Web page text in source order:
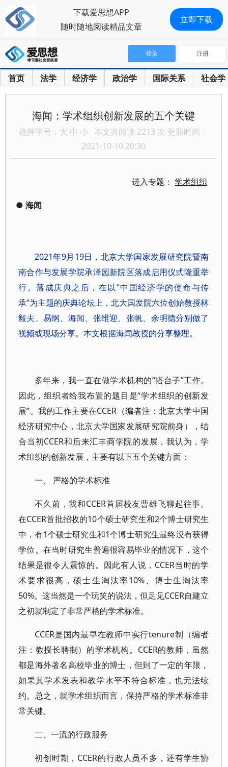
首页 法学 经济学 政治学 国际关系 社会学
登录 注册
海闻：学术组织创新发展的五个关键
选择字号： 大 中 小 本文共阅读 2213 次 更新时间：
2021-10-10 20:30
进入专题：学术组织
● 海闻
2021年9月19日，北京大学国家发展研究院暨南
南合作与发展学院承泽园新院区落成启用仪式隆重举
行。落成庆典之后，在以“中国经济学的使命与传
承”为主题的庆典论坛上，北大国发院六位创始教授林
毅夫、易纲、海闻、张维迎、张帆、余明德分别做了
视频或现场分享。本文根据海闻教授的分享整理。
多年来，我一直在做学术机构的“搭台子”工作。
因此，组织者给我布置的题目是“学术组织的创新发
展”。我的工作主要在CCER（编者注：北京大学中国
经济研究中心，北京大学国家发展研究院前身），结
合当初CCER和后来汇丰商学院的发展，我认为，学
术组织的创新发展，主要有以下五个关键方面：
一、 严格的学术标准
不久前，我和CCER首届校友曹雄飞聊起往事。
在CCER首批招收的10个硕士研究生和2个博士研究生
中，有1个硕士研究生和1个博士研究生最终没有获得
学位。在当时研究生普遍很容易毕业的情况下，这个
结果是很令人震惊的。因此有人说，CCER当时的学
术要求很高，硕士生淘汰率10%、博士生淘汰率
50%。这当然是一个玩笑的说法，但足见CCER自建立
之初就制定了非常严格的学术标准。
CCER是国内最早在教师中实行tenure制（编者
注：教授长聘制）的学术机构。CCER的教师，虽然
都是海外著名高校毕业的博士，但到了一定的年限，
如果其学术发表和教学水平不符合标准，也无法续
约。总之，就学术组织而言，保持严格的学术标准非
常关键。
二、一流的行政服务
初创时期，CCER的行政人员不多，还有学生协
下载爱思想APP
随时随地阅读精品文章
立即下载